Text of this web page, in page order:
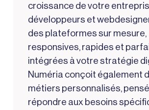
croissance de votre
développeurs et
des plateformes sur mesure,
responsives, rapides et
intégrées à votre stratégie
Numéria conçoit également
métiers personnalisés,
répondre aux besoins